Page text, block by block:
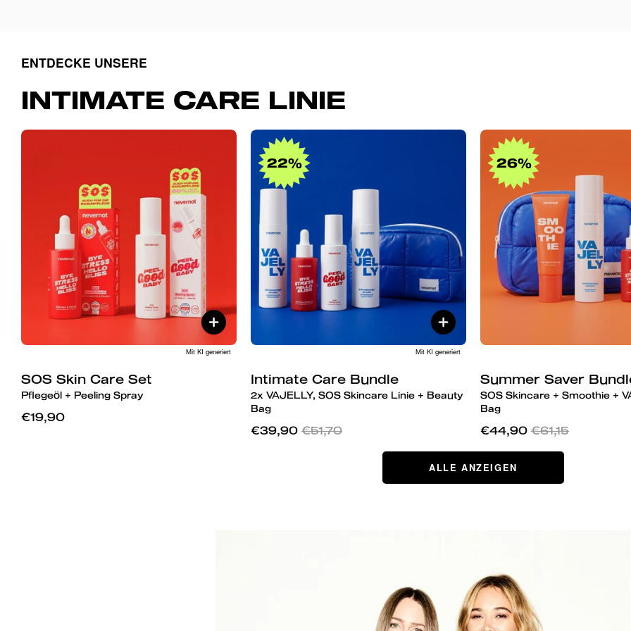
ENTDECKE UNSERE
INTIMATE CARE LINIE
Mit KI generiert
SOS Skin Care Set
Pflegeöl + Peeling Spray
€19,90
22%
Mit KI generiert
Intimate Care Bundle
2x VAJELLY, SOS Skincare Linie + Beauty
Bag
€39,90 €51,70
Bundle
26%
Summer Saver
SOS Skincare + Smoothie +
Bag
€44,90 €61,15
ALLE ANZEIGEN